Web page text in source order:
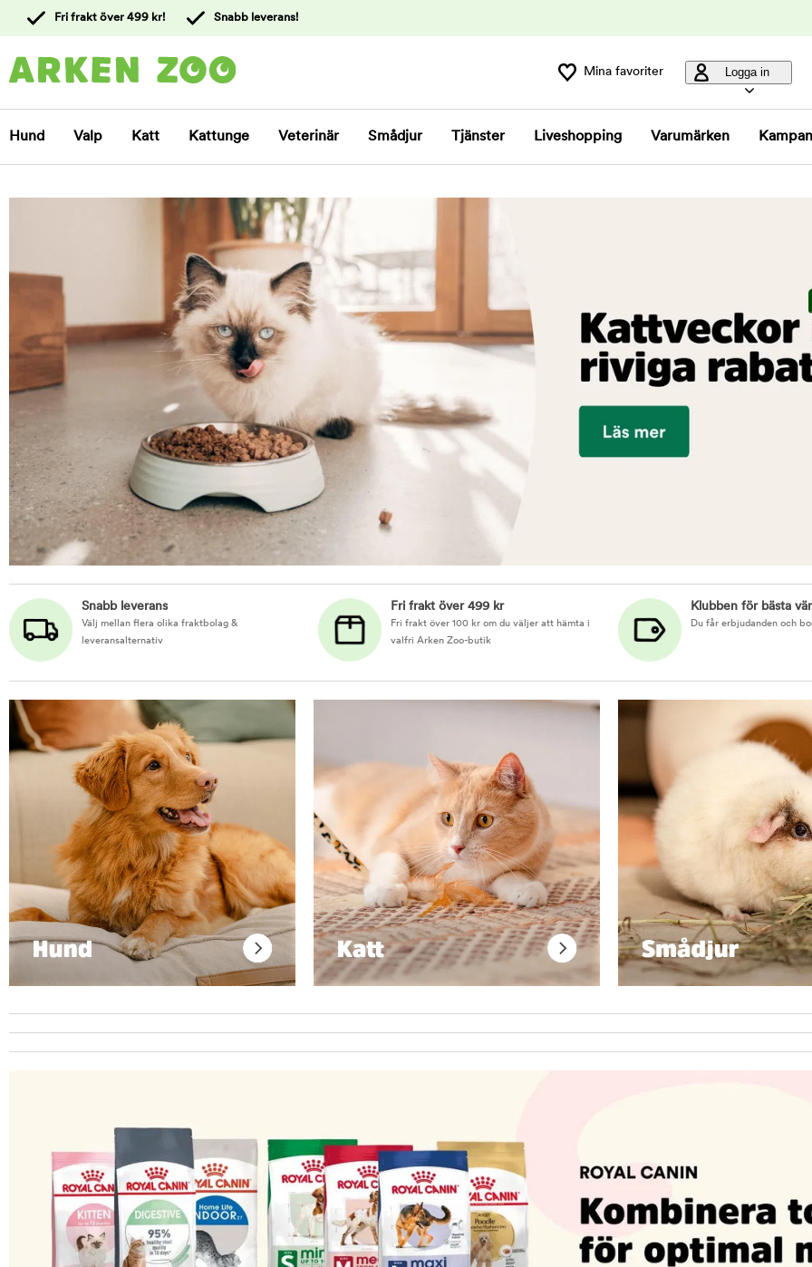
kundtjänst
Fri frakt över 499 kr! Snabb leverans!
Mina favoriter Logga in
Hund Valp Katt Kattunge Veterinär Smådjur Tjänster Liveshopping Varumärken
Snabb leverans
Välj mellan flera olika fraktbolag &
leveransalternativ
Fri frakt över 499 kr
Fri frakt över 100 kr om du väljer att hämta i
valfri Arken Zoo-butik
Klubben för bästa
Du får erbjudanden och